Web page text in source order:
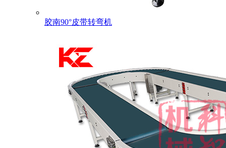
胶南90°皮带转弯机